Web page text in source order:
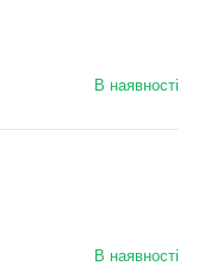
В наявності
В наявності